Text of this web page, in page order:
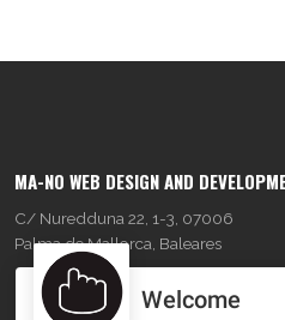
MA-NO WEB DESIGN AND
C/ Nuredduna 22, 1-3, 07006
Palma de Mallorca, Baleares
OUR COMPANY Welcome